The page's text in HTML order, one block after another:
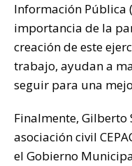
Información Pública
importancia de la
creación de este
trabajo, ayudan a
seguir para una
Finalmente, Gilberto
asociación civil
el Gobierno